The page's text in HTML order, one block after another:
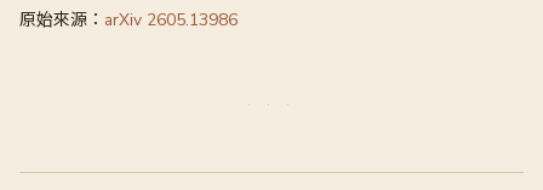
原始來源： arXiv 2605.13986